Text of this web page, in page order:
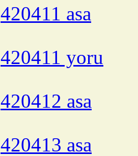
420411 asa
420411 yoru
420412 asa
420413 asa